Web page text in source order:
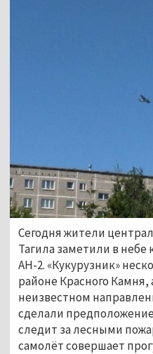
Сегодня жители
Тагила заметили в
АН-2. «Кукурузник»
районе Красного Камня,
неизвестном
сделали
следит за лесными
самолёт совершает